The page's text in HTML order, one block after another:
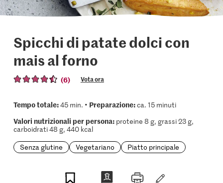
Spicchi di patate dolci con
mais al forno
(6) Vota ora
Tempo totale:45 min. • Preparazione:ca. 15 minuti
Valori nutrizionali per persona:proteine 8 g, grassi 23 g,
carboidrati 48 g, 440 kcal
Senza glutine
Vegetariano Piatto principale